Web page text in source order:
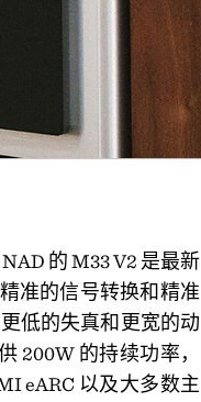
的 M33 V2 是最新
准的信号转换和精准
低的失真和更宽的动
200W 的持续功率，
eARC 以及大多数主